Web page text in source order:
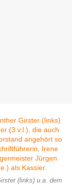
(links) u.a. dem